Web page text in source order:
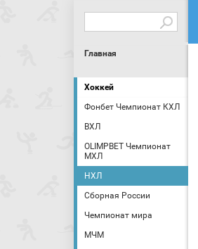
Главная
Хоккей
Фонбет Чемпионат КХЛ
ВХЛ
OLIMPBET Чемпионат
МХЛ
НХЛ
Сборная России
Чемпионат мира
МЧМ